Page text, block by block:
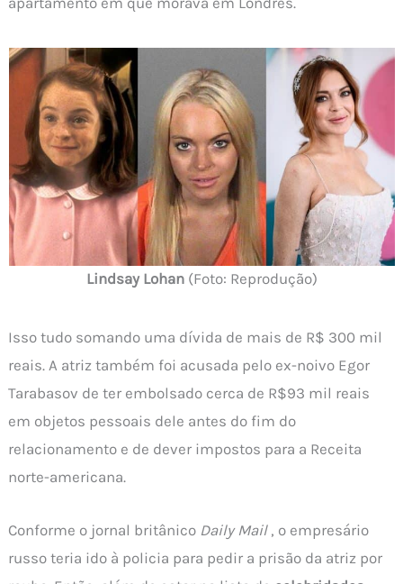
Lindsay Lohan(Foto: Reprodução)
Isso tudo somando uma dívida de mais de R$ 300 mil
reais. A atriz também foi acusada pelo ex-noivo Egor
Tarabasov de ter embolsado cerca de R$93 mil reais
em objetos pessoais dele antes do fim do
relacionamento e de dever impostos para a Receita
norte-americana.
Conforme o jornal britânico Daily Mail, o empresário
russo teria ido à policia para pedir a prisão da atriz por